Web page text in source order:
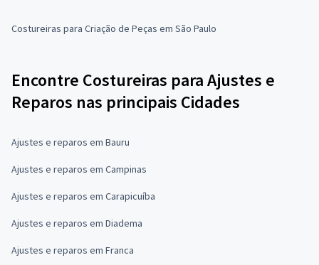
Costureiras para Criação de Peças em São Paulo
Encontre Costureiras para Ajustes e
Reparos nas principais Cidades
Ajustes e reparos em Bauru
Ajustes e reparos em Campinas
Ajustes e reparos em Carapicuíba
Ajustes e reparos em Diadema
Ajustes e reparos em Franca